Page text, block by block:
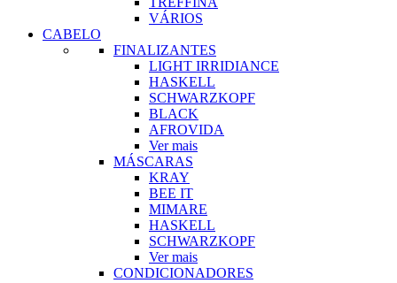
VÁRIOS
CABELO
FINALIZANTES
LIGHT IRRIDIANCE
HASKELL
SCHWARZKOPF
BLACK
AFROVIDA
Ver mais
MÁSCARAS
KRAY
BEE IT
MIMARE
HASKELL
SCHWARZKOPF
Ver mais
CONDICIONADORES